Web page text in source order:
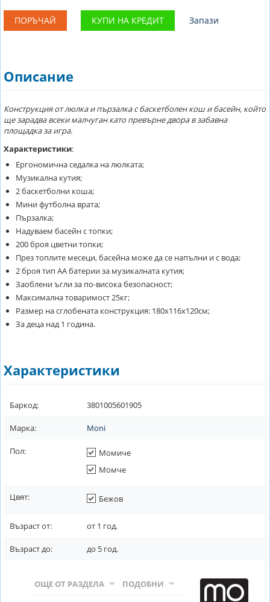
ПОРЪЧАЙ КУПИ НА КРЕДИТ Запази
Описание
Конструкция от люлка и пързалка с баскетболен кош и басейн, който
ще зарадва всеки малчуган като превърне двора в забавна
площадка за игра.
Характеристики:
Ергономична седалка на люлката;
Музикална кутия;
2 баскетболни коша;
Мини футболна врата;
Пързалка;
Надуваем басейн с топки;
200 броя цветни топки;
През топлите месеци, басейна може да се напълни и с вода;
2 броя тип АА батерии за музикалната кутия;
Заоблени ъгли за по-висока безопасност;
Максимална товаримост 25кг;
Размер на сглобената конструкция: 180х116х120см;
За деца над 1 година.
Характеристики
Баркод: 3801005601905
Марка: Moni
Пол:
Момиче
Момче
Цвят: Бежов
Възраст от: от 1 год.
Възраст до: до 5 год.
ПОДОБНИ
ОЩЕ ОТ РАЗДЕЛА